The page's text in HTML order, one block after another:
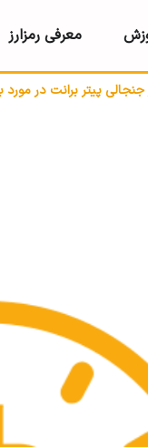
معرفی رمزارز
جنجالی پیتر برانت در